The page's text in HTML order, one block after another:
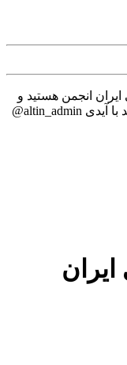
انجمن هستید و
امکان ورود به سایت را ندارید، میتوانید با آیدی altin_admin@